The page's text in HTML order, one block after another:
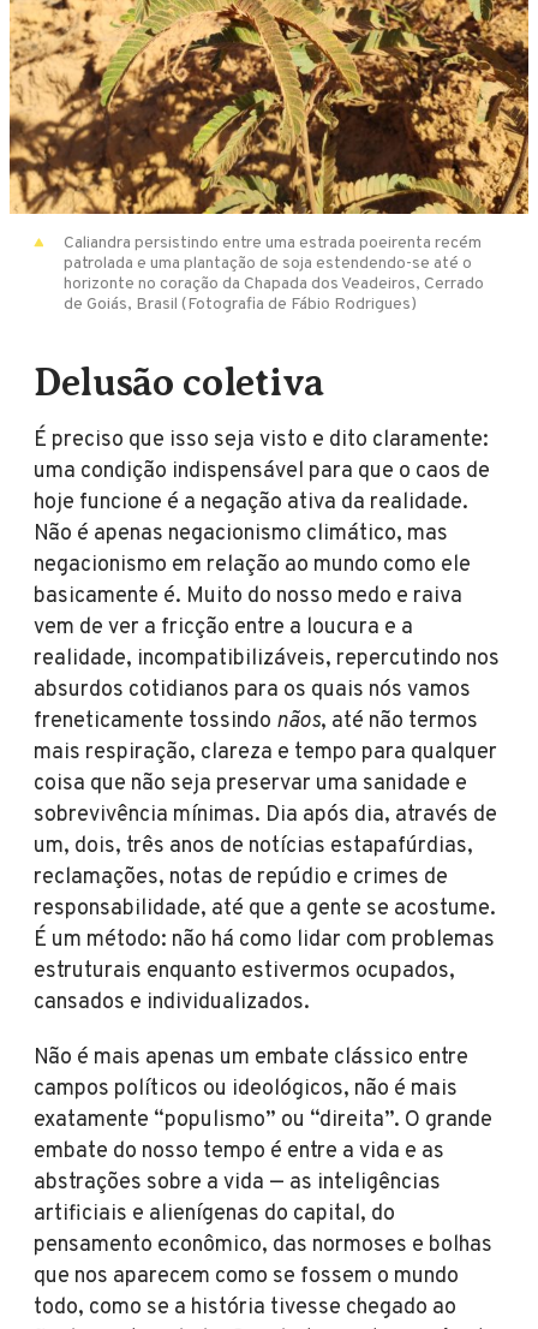
Caliandra persistindo entre uma estrada poeirenta recém
patrolada e uma plantação de soja estendendo-se até o
horizonte no coração da Chapada dos Veadeiros, Cerrado
de Goiás, Brasil (Fotografia de Fábio Rodrigues)
Delusão coletiva
É preciso que isso seja visto e dito claramente:
uma condição indispensável para que o caos de
hoje funcione é a negação ativa da realidade.
Não é apenas negacionismo climático, mas
negacionismo em relação ao mundo como ele
basicamente é. Muito do nosso medo e raiva
vem de ver a fricção entre a loucura e a
realidade, incompatibilizáveis, repercutindo nos
absurdos cotidianos para os quais nós vamos
freneticamente tossindo nãos, até não termos
mais respiração, clareza e tempo para qualquer
coisa que não seja preservar uma sanidade e
sobrevivência mínimas. Dia após dia, através de
um, dois, três anos de notícias estapafúrdias,
reclamações, notas de repúdio e crimes de
responsabilidade, até que a gente se acostume.
É um método: não há como lidar com problemas
estruturais enquanto estivermos ocupados,
cansados e individualizados.
Não é mais apenas um embate clássico entre
campos políticos ou ideológicos, não é mais
exatamente “populismo” ou “direita”. O grande
embate do nosso tempo é entre a vida e as
abstrações sobre a vida — as inteligências
artificiais e alienígenas do capital, do
pensamento econômico, das normoses e bolhas
que nos aparecem como se fossem o mundo
todo, como se a história tivesse chegado ao